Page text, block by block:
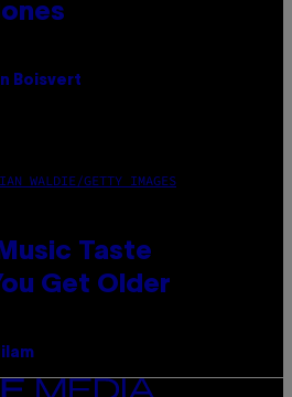
Boisvert
WALDIE/GETTY IMAGES
Taste
Get Older